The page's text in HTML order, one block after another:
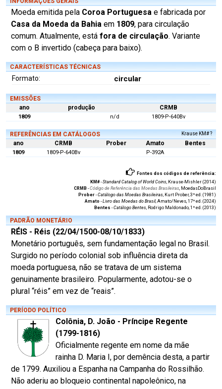
Moeda emitida pela Coroa Portuguesa e fabricada por
Casa da Moeda da Bahia em 1809, para circulação
comum. Atualmente, está fora de circulação. Variante
com o B invertido (cabeça para baixo).
CARACTERÍSTICAS TÉCNICAS
Formato: circular
EMISSÕES
ano
produção CRMB
1809 n/d 1809-P-640Bv
REFERÊNCIAS EM CATÁLOGOS Krause KM# ?
ano CRMB Prober Amato Bentes
1809 1809-P-640Bv P-392A
Fontes dos códigos de referência:
KM#-Standard Catalog of World Coins, Krause-Mishler (2014)
CRMB -Código de Referência das Moedas Brasileiras, MoedasDoBrasil
Prober -Catálogo das Moedas Brasileiras, Kurt Prober, 3ª ed. (1981)
Amato -Livro das Moedas do Brasil, Amato/Neves, 17ª ed. (2024)
Bentes -Catálogo Bentes, Rodrigo Maldonado, 1ª ed. (2013)
PADRÃO MONETÁRIO
RÉIS - Réis (22/04/1500-08/10/1833)
Monetário português, sem fundamentação legal no Brasil.
Surgido no período colonial sob influência direta da
moeda portuguesa, não se tratava de um sistema
genuinamente brasileiro. Popularmente, adotou-se o
plural “réis” em vez de “reais”.
PERÍODO POLÍTICO
Colônia, D. João - Príncipe Regente
(1799-1816)
Oficialmente regente em nome da mãe
rainha D. Maria I, por demência desta, a partir
de 1799. Auxiliou a Espanha na Campanha do Rossilhão.
Não aderiu ao bloqueio continental napoleônico, na